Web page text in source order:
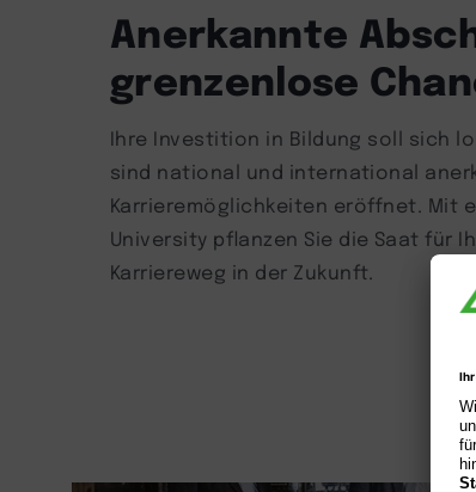
Anerkannte
grenzenlose
Ihre Investition in Bildung soll sich
sind national und international
Karrieremöglichkeiten eröffnet. Mit
University pflanzen Sie die Saat für
Karriereweg in der Zukunft.